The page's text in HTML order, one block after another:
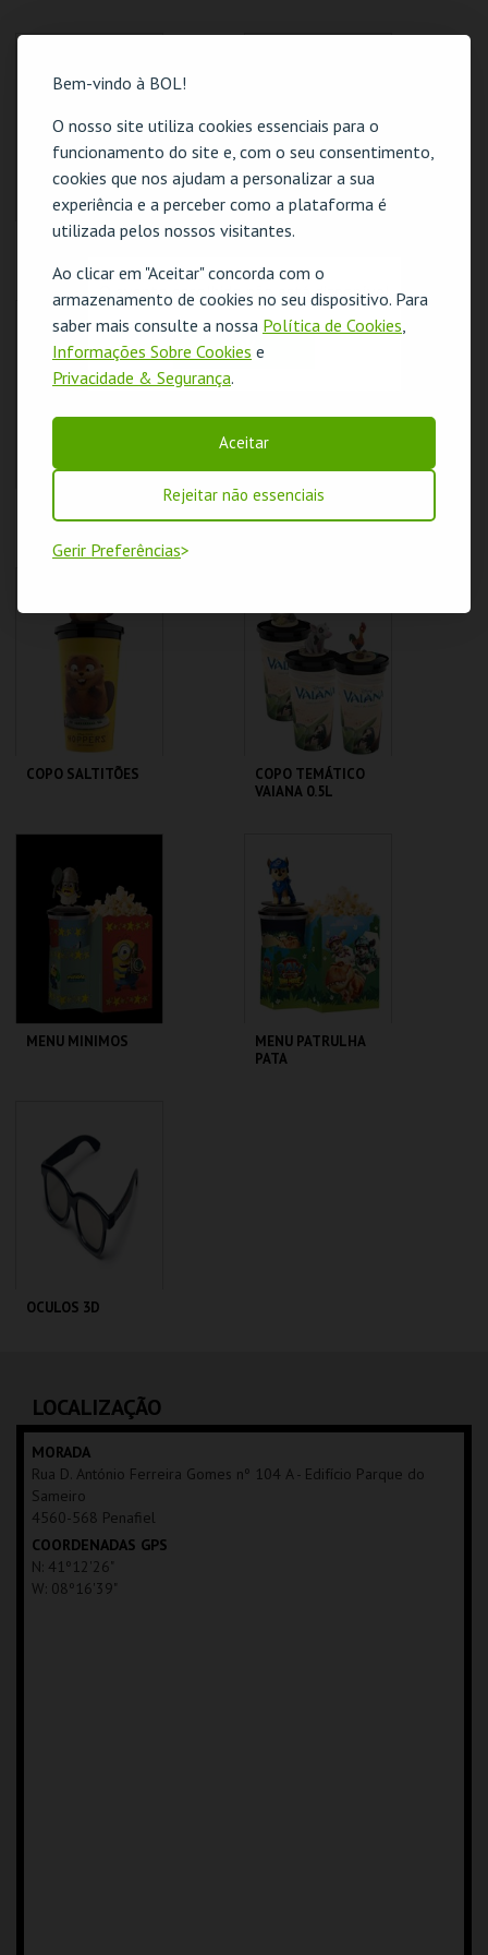
Bem-vindo à BOL!
O nosso site utiliza cookies essenciais para o
funcionamento do site e, com o seu consentimento,
cookies que nos ajudam a personalizar a sua
experiência e a perceber como a plataforma é
utilizada pelos nossos visitantes.
Ao clicar em "Aceitar" concorda com o
armazenamento de cookies no seu dispositivo. Para
saber mais consulte a nossa Política de Cookies
Informações Sobre Cookies e
Privacidade & Segurança.
Aceitar
Rejeitar não essenciais
Gerir Preferências
COMPRAR COMPRAR
MENU TEMÁTICO
MAIS INFO
GOMAS
90GR
CENÁRIO CASUAL
MAIS INFO
BALDE SALTITÕES
MAIS INFO
COMPRAR
COPO SALTITÕES
MAIS INFO
COMPRAR
COPO TEMÁTICO
VAIANA 0.5L
MAIS INFO
COMPRAR
MENU MINIMOS
MAIS INFO
COMPRAR
MENU PATRULHA
PATA
OCULOS 3D
MAIS INFO
COMPRAR
LOCALIZAÇÃO
MORADA
Rua D. António Ferreira Gomes nº 104 A - Edifício Parque do
Sameiro
4560-568 Penafiel
COORDENADAS GPS
N: 41º12'26"
W: 08º16'39"
O evento escolhido não está disponível
OK